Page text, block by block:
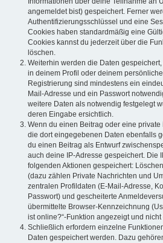
angemeldet bist) gespeichert. Ferner
Authentifizierungsschlüssel und eine
Cookies haben standardmäßig eine
Cookies kannst du jederzeit über die
löschen.
Weiterhin werden die Daten
in deinem Profil oder deinem
Registrierung sind mindestens ein
Mail-Adresse und ein Passwort
weitere Daten als notwendig festgelegt
deren Eingabe ersichtlich.
Wenn du einen Beitrag oder eine
die dort eingegebenen Daten ebenfalls
du einen Beitrag als Entwurf
auch deine IP-Adresse gespeichert. Die
folgenden Aktionen gespeichert:
(dazu zählen Private Nachrichten und
zentralen Profildaten (E-Mail-Adresse,
Passwort) und gescheiterte
übermittelte Browser-Kennzeichnung
ist online?“-Funktion angezeigt und
Schließlich erfordern einzelne
Daten gespeichert werden. Dazu